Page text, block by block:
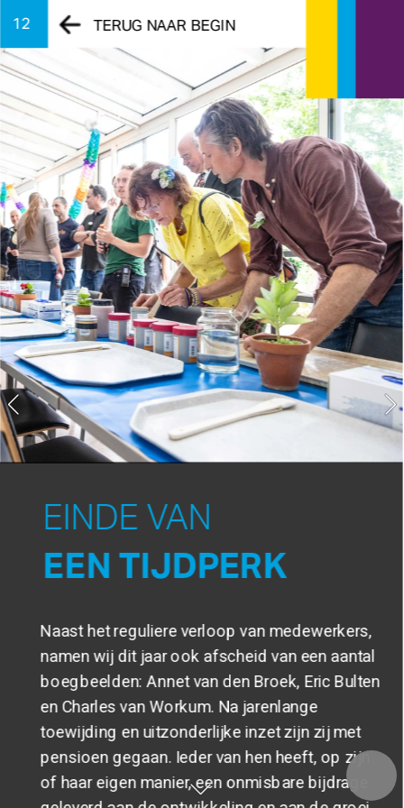
TERUG NAAR BEGIN
EINDE VAN
EEN TIJDPERK
Naast het reguliere verloop van medewerkers,
namen wij dit jaar ook afscheid van een aantal
boegbeelden: Annet van den Broek, Eric Bulten
en Charles van Workum. Na jarenlange
toewijding en uitzonderlijke inzet zijn zij met
pensioen gegaan. Ieder van hen heeft, op zijn
of haar eigen manier, een onmisbare bijdrage
12